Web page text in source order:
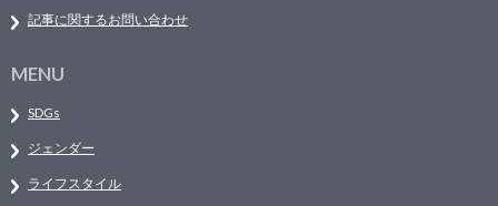
記事に関するお問い合わせ
MENU
SDGs
ジェンダー
ライフスタイル